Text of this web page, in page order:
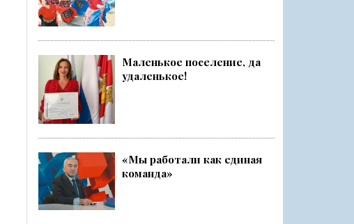
Маленькое поселение, да
удаленькое!
«Мы работали как единая
команда»